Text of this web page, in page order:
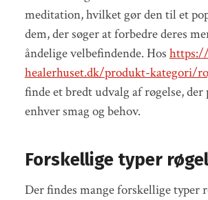
meditation, hvilket gør den til et
dem, der søger at forbedre deres
åndelige velbefindende. Hos
healerhuset.dk/produkt-kategori/
finde et bredt udvalg af røgelse, der
enhver smag og behov.
Forskellige typer
Der findes mange forskellige typer